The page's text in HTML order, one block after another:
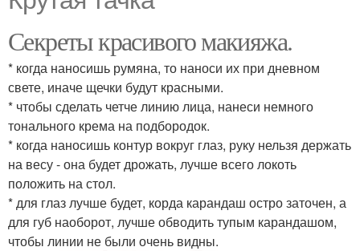
Секреты красивого макияжа.
* когда наносишь румяна, то наноси их при дневном
свете, иначе щечки будут красными.
* чтобы сделать четче линию лица, нанеси немного
тонального крема на подбородок.
* когда наносишь контур вокруг глаз, руку нельзя держать
на весу - она будет дрожать, лучше всего локоть
положить на стол.
* для глаз лучше будет, корда карандаш остро заточен, а
для губ наоборот, лучше обводить тупым карандашом,
чтобы линии не были очень видны.